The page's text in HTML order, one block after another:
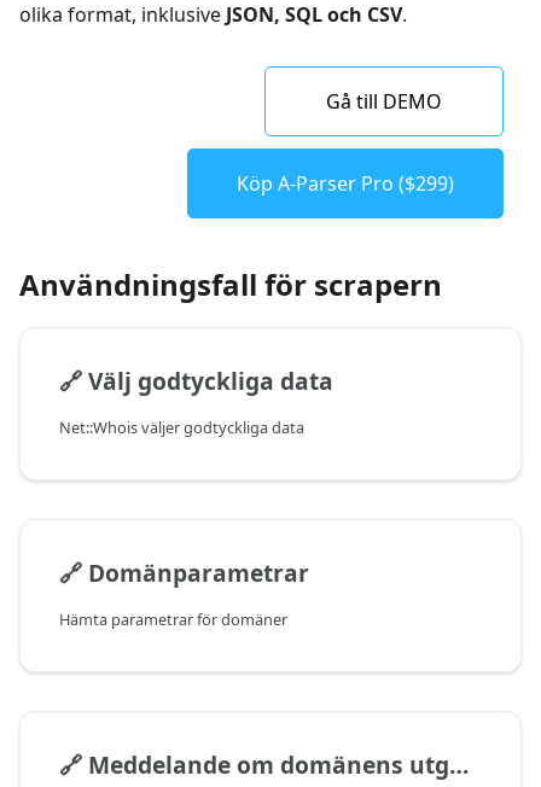
olika format, inklusive JSON, SQL och CSV.
Gå till DEMO
Köp A-Parser Pro ($299)
Användningsfall för scrapern
🔗Välj godtyckliga data
Net::Whois väljer godtyckliga data
🔗 Domänparametrar
Hämta parametrar för domäner
🔗 Meddelande om domänens utgångsdatum